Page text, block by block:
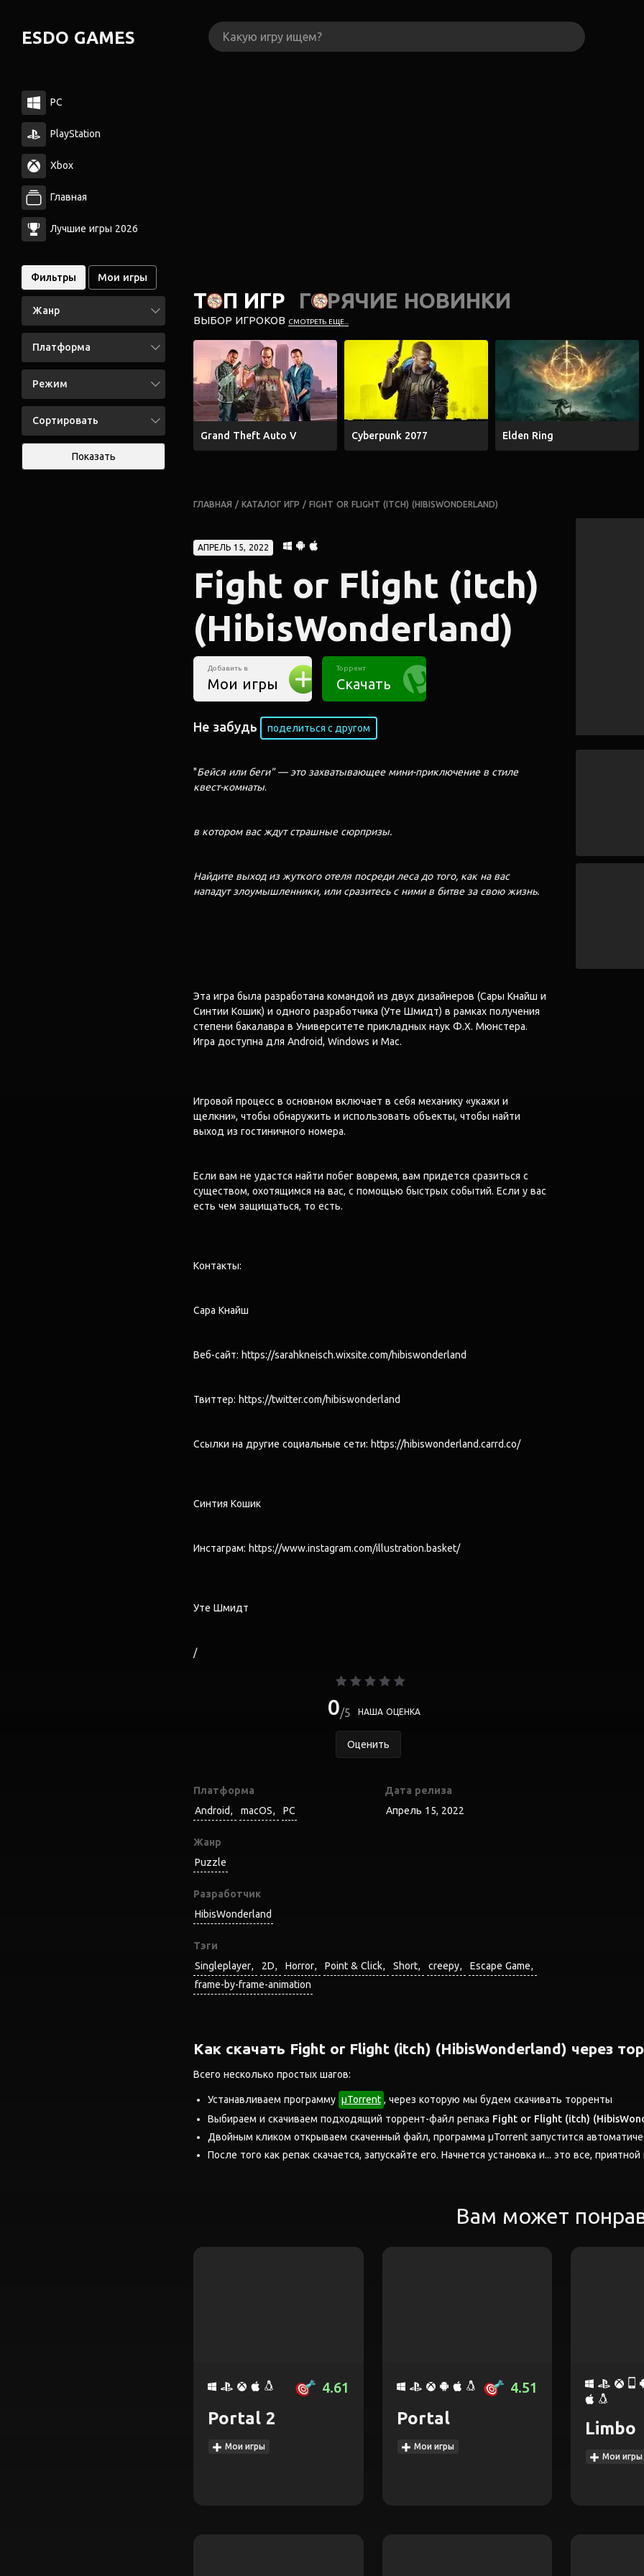
ESDO GAMES
PC
PlayStation
Xbox
Главная
Лучшие игры 2026
Фильтры Мои игры
Жанр
Платформа
Режим
Сортировать
Показать
ТОП ИГР ГОРЯЧИЕ НОВИНКИ
ВЫБОР ИГРОКОВ СМОТРЕТЬ ЕЩЕ...
Grand Theft Auto V Cyberpunk 2077 Elden Ring
ГЛАВНАЯ / КАТАЛОГ ИГР / FIGHT OR FLIGHT (ITCH) (HIBISWONDERLAND)
АПРЕЛЬ 15, 2022
Fight or Flight (itch)
(HibisWonderland)
Добавить в
Мои игры
Торрент
Скачать
Не забудь поделиться с другом
"Бейся или беги" — это захватывающее мини-приключение в стиле
квест-комнаты
в котором вас ждут страшные сюрпризы.
Найдите выход из жуткого отеля посреди леса до того, как на вас
нападут злоумышленники, или сразитесь с ними в битве за свою жизнь.
Эта игра была разработана командой из двух дизайнеров (Сары Кнайш и
Синтии Кошик) и одного разработчика (Уте Шмидт) в рамках получения
степени бакалавра в Университете прикладных наук Ф.Х. Мюнстера.
Игра доступна для Android, Windows и Mac.
Игровой процесс в основном включает в себя механику «укажи и
щелкни», чтобы обнаружить и использовать объекты, чтобы найти
выход из гостиничного номера.
Если вам не удастся найти побег вовремя, вам придется сразиться с
существом, охотящимся на вас, с помощью быстрых событий. Если у вас
есть чем защищаться, то есть.
Ссылки на другие социальные сети: https://hibiswonderland.carrd.co/
Синтия Кошик
Инстаграм: https://www.instagram.com/illustration.basket/
/
0 5 НАША ОЦЕНКА
Оценить
Платформа
Android
macOS PC
Жанр
Puzzle
Разработчик
HibisWonderland
Дата релиза
Апрель 15, 2022
Тэги
Singleplayer
2D Horror Point & Click Short creepy
Escape Game
frame-by-frame-animation
Как скачать Fight or Flight (itch) (HibisWonderland) через
Всего несколько простых шагов:
Устанавливаем программу μTorrent , через которую мы будем скачивать торренты
Выбираем и скачиваем подходящий торрент-файл репака Fight or Flight (itch)
Двойным кликом открываем скаченный файл, программа μTorrent запустится
После того как репак скачается, запускайте его. Начнется установка и... это все, приятной
Вам может
4.61
Portal 2
Мои игры
4.51
Portal
Мои игры
Limbo
Мои игры